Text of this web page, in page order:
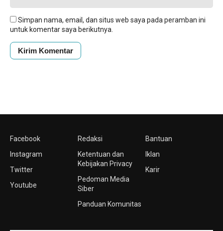
Simpan nama, email, dan situs web saya pada peramban ini
untuk komentar saya berikutnya.
Facebook
Instagram
Twitter
Youtube
Redaksi
Ketentuan dan
Kebijakan Privacy
Pedoman Media
Siber
Panduan Komunitas
Bantuan
Iklan
Karir